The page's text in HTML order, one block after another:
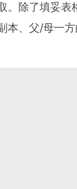
。除了填妥表
本、父/母一